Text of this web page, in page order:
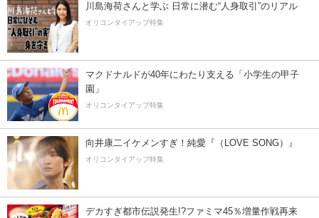
川島海荷さんと学ぶ 日常に潜む“人身取引”のリアル
オリコンタイアップ特集
マクドナルドが40年にわたり支える「小学生の甲子
園」
オリコンタイアップ特集
向井康二イケメンすぎ！純愛『（LOVE SONG）』
オリコンタイアップ特集
デカすぎ都市伝説発生!?ファミマ45％増量作戦再来